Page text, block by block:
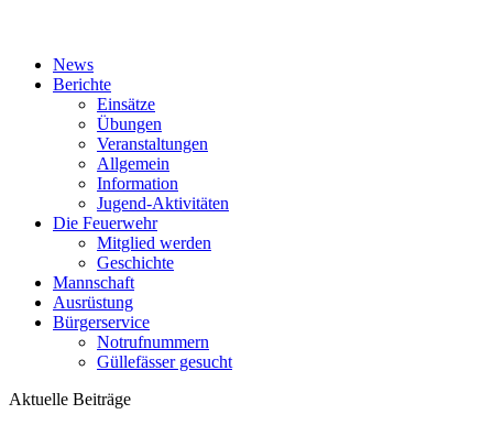
News
Berichte
Einsätze
Übungen
Veranstaltungen
Allgemein
Information
Jugend-Aktivitäten
Die Feuerwehr
Mitglied werden
Geschichte
Mannschaft
Ausrüstung
Bürgerservice
Notrufnummern
Güllefässer gesucht
Aktuelle Beiträge